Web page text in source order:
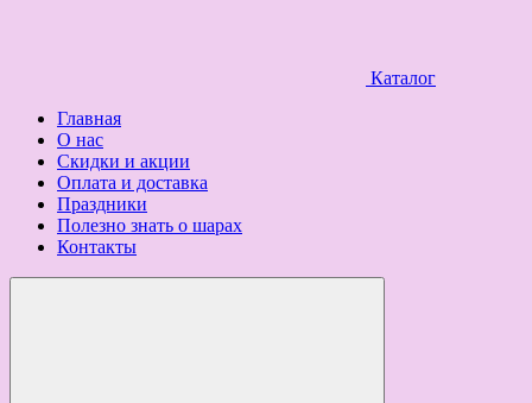
Каталог
Главная
О нас
Скидки и акции
Оплата и доставка
Праздники
Полезно знать о шарах
Контакты